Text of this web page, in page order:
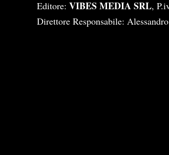
Editore: VIBES MEDIA SRL,
Direttore Responsabile: